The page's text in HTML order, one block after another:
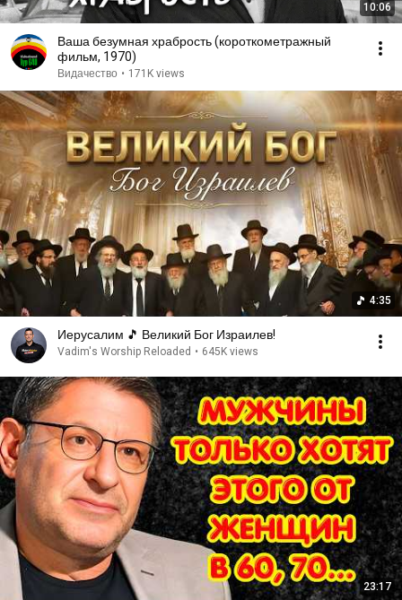
10:06
Ваша безумная храбрость (короткометражный
фильм, 1970)
Видачество • 171K views
4:35
Иерусалим 🎵 Великий Бог Израилев!
Vadim's Worship Reloaded • 645K views
23:17